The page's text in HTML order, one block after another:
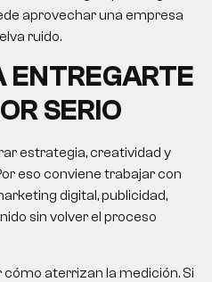
aprovechar una empresa
ruido.
ENTREGARTE
SERIO
estrategia, creatividad y
eso conviene trabajar con
digital, publicidad,
sin volver el proceso
aterrizan la medición. Si